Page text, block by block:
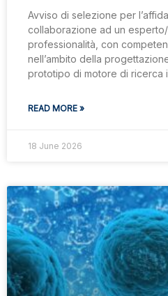
Avviso di selezione per
collaborazione ad un
professionalità, con
nell’ambito della
prototipo di motore di ricerca
READ MORE »
18 June 2026